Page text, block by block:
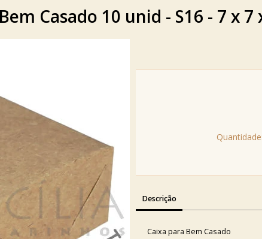
Casado 10 unid - S16 - 7 x
Quantidade:
Descrição
Caixa para Bem Casado